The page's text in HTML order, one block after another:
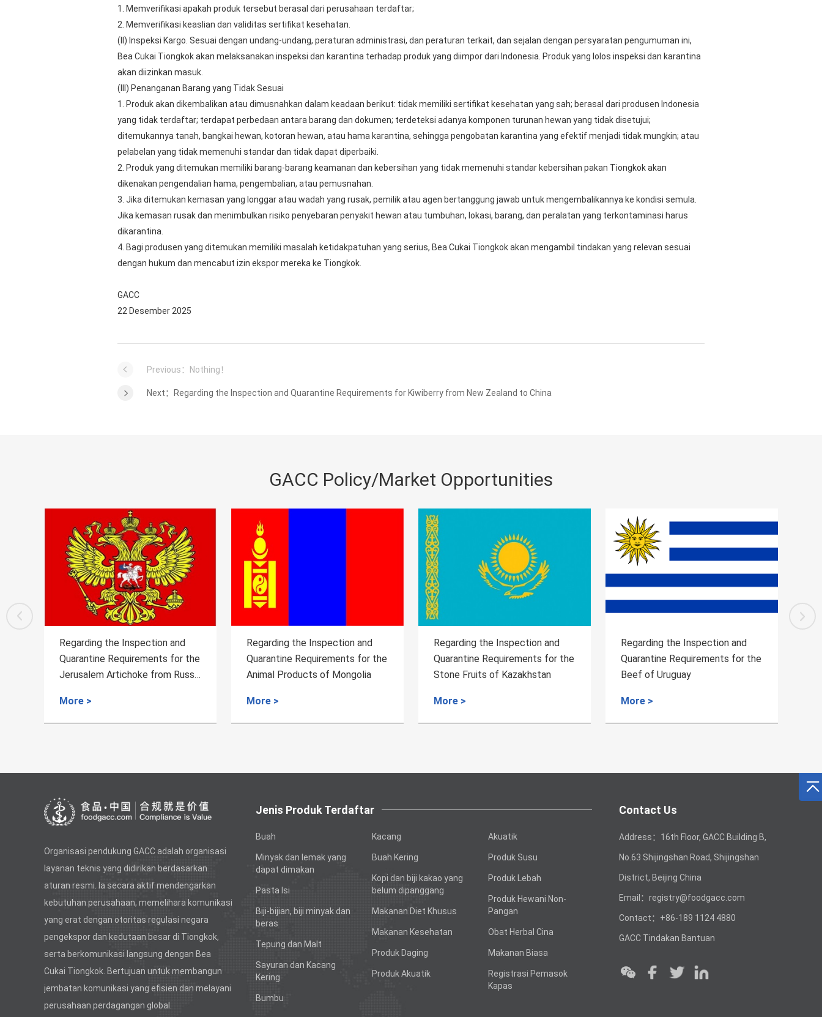
1. Memverifikasi apakah produk tersebut berasal dari perusahaan terdaftar;
2. Memverifikasi keaslian dan validitas sertifikat kesehatan.
(II) Inspeksi Kargo. Sesuai dengan undang-undang, peraturan administrasi, dan peraturan terkait, dan sejalan dengan persyaratan pengumuman ini,
Bea Cukai Tiongkok akan melaksanakan inspeksi dan karantina terhadap produk yang diimpor dari Indonesia. Produk yang lolos inspeksi dan karantina
akan diizinkan masuk.
(III) Penanganan Barang yang Tidak Sesuai
1. Produk akan dikembalikan atau dimusnahkan dalam keadaan berikut: tidak memiliki sertifikat kesehatan yang sah; berasal dari produsen Indonesia
yang tidak terdaftar; terdapat perbedaan antara barang dan dokumen; terdeteksi adanya komponen turunan hewan yang tidak disetujui;
ditemukannya tanah, bangkai hewan, kotoran hewan, atau hama karantina, sehingga pengobatan karantina yang efektif menjadi tidak mungkin; atau
pelabelan yang tidak memenuhi standar dan tidak dapat diperbaiki.
2. Produk yang ditemukan memiliki barang-barang keamanan dan kebersihan yang tidak memenuhi standar kebersihan pakan Tiongkok akan
dikenakan pengendalian hama, pengembalian, atau pemusnahan.
3. Jika ditemukan kemasan yang longgar atau wadah yang rusak, pemilik atau agen bertanggung jawab untuk mengembalikannya ke kondisi semula.
Jika kemasan rusak dan menimbulkan risiko penyebaran penyakit hewan atau tumbuhan, lokasi, barang, dan peralatan yang terkontaminasi harus
dikarantina.
4. Bagi produsen yang ditemukan memiliki masalah ketidakpatuhan yang serius, Bea Cukai Tiongkok akan mengambil tindakan yang relevan sesuai
dengan hukum dan mencabut izin ekspor mereka ke Tiongkok.
GACC
22 Desember 2025
Previous：Nothing！
Next：Regarding the Inspection and Quarantine Requirements for Kiwiberry from New Zealand to China
GACC Policy/Market Opportunities
Regarding the Inspection and
Quarantine Requirements for the
Animal Products of Mongolia
More >
Regarding the Inspection and
Quarantine Requirements for the
Stone Fruits of Kazakhstan
More >
Regarding the Inspection and
Quarantine Requirements for the
Beef of Uruguay
More >
Regarding the Inspection and
Quarantine Requirements for the
Bell Peppers from Belgium
More >
Organisasi pendukung GACC adalah organisasi
layanan teknis yang didirikan berdasarkan
aturan resmi. Ia secara aktif mendengarkan
kebutuhan perusahaan, memelihara komunikasi
yang erat dengan otoritas regulasi negara
pengekspor dan kedutaan besar di Tiongkok,
serta berkomunikasi langsung dengan Bea
Cukai Tiongkok. Bertujuan untuk membangun
jembatan komunikasi yang efisien dan melayani
perusahaan perdagangan global.
Jenis Produk Terdaftar
Buah
Minyak dan lemak yang
dapat dimakan
Pasta Isi
Biji-bijian, biji minyak dan
beras
Tepung dan Malt
Sayuran dan Kacang
Kering
Bumbu
Kacang
Buah Kering
Kopi dan biji kakao yang
belum dipanggang
Makanan Diet Khusus
Makanan Kesehatan
Produk Daging
Produk Akuatik
Akuatik
Produk Susu
Produk Lebah
Produk Hewani Non-
Pangan
Obat Herbal Cina
Makanan Biasa
Registrasi Pemasok
Kapas
Contact Us
Address：16th Floor, GACC Building B,
No.63 Shijingshan Road, Shijingshan
District, Beijing China
Email：registry@foodgacc.com
Contact：+86-189 1124 4880
GACC Tindakan Bantuan